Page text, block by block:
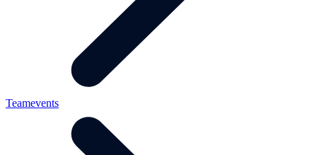
Teamevents